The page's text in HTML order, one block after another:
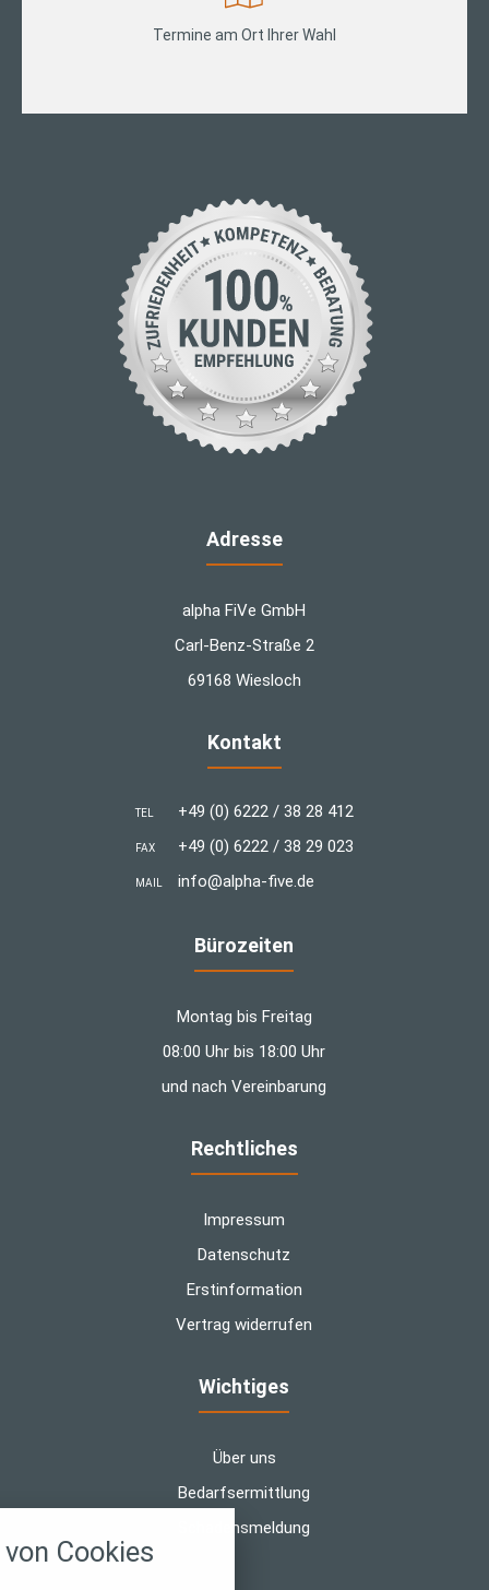
Termine am Ort Ihrer Wahl
Adresse
alpha FiVe GmbH
Carl-Benz-Straße 2
69168 Wiesloch
Kontakt
TEL +49 (0) 6222 / 38 28 412
FAX +49 (0) 6222 / 38 29 023
MAIL info@alpha-five.de
Bürozeiten
Montag bis Freitag
08:00 Uhr bis 18:00 Uhr
und nach Vereinbarung
Rechtliches
Impressum
Datenschutz
Erstinformation
Vertrag widerrufen
Wichtiges
Über uns
Bedarfsermittlung
Schadensmeldung
Cookies
alle verwendeten Cookies und